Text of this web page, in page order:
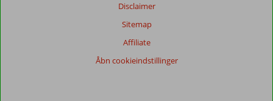
Disclaimer
Sitemap
Affiliate
Åbn cookieindstillinger